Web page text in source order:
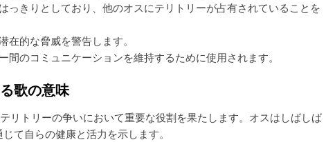
っきりとしており、他のオスにテリトリーが占有されていることを
在的な脅威を警告します。
間のコミュニケーションを維持するために使用されます。
歌の意味
リトリーの争いにおいて重要な役割を果たします。オスはしばしば
て自らの健康と活力を示します。